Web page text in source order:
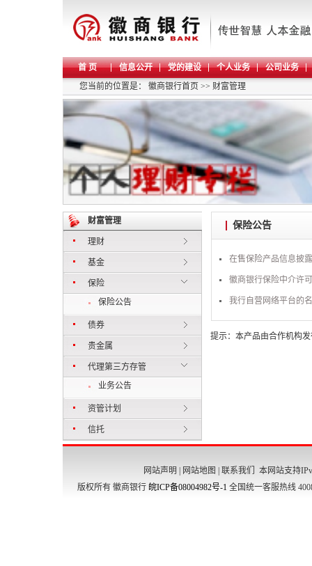
首 页 信息公开 党的建设 个人业务
公司业务
您当前的位置是： 徽商银行首页 >> 财富管理
财富管理
理财
基金
保险
保险公告
债券
贵金属
代理第三方存管
业务公告
资管计划
信托
保险公告
在售保险产品信息披
徽商银行保险中介许
我行自营网络平台的
提示：本产品由合作机构
网站声明 网站地图 联系我们
本网站支持
版权所有 徽商银行 皖ICP备08004982号-1 全国统一客服热线